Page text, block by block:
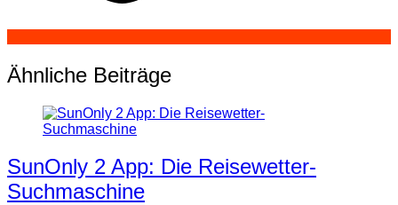
Ähnliche Beiträge
SunOnly 2 App: Die Reisewetter-
Suchmaschine